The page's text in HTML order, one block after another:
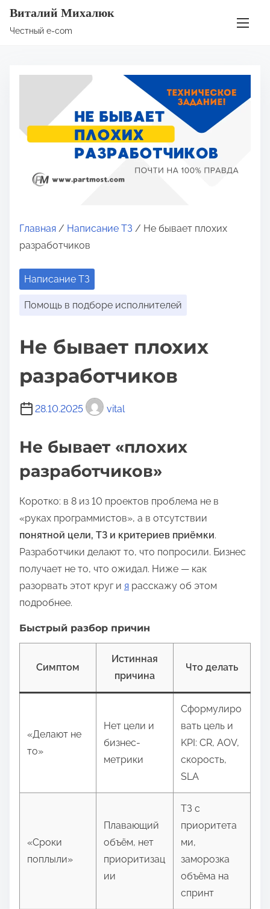
Виталий Михалюк
Честный e-com
Главная / Написание ТЗ / Не бывает плохих
разработчиков
Написание ТЗ
Помощь в подборе исполнителей
Не бывает плохих
разработчиков
28.10.2025 vital
Не бывает «плохих
разработчиков»
Коротко: в 8 из 10 проектов проблема не в
«руках программистов», а в отсутствии
понятной цели, ТЗ и критериев приёмки.
Разработчики делают то, что попросили. Бизнес
получает не то, что ожидал. Ниже — как
разорвать этот круг и я расскажу об этом
подробнее.
Быстрый разбор причин
Симптом
Истинная
причина
Что делать
«Делают не
то»
Нет цели и
бизнес-
метрики
Сформулиро
вать цель и
KPI: CR, AOV,
скорость,
SLA
«Сроки
поплыли»
Плавающий
объём, нет
приоритизац
ии
ТЗ с
приоритета
ми,
заморозка
объёма на
спринт